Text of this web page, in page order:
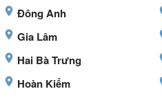
Đông Anh
Gia Lâm
Hai Bà Trưng
Hoàn Kiếm